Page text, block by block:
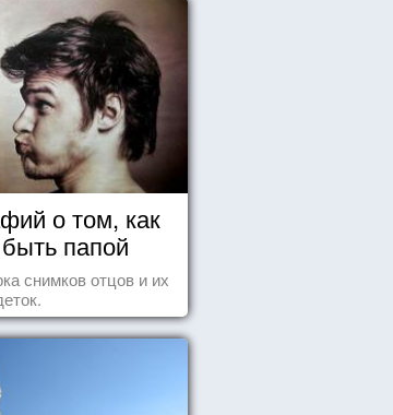
о том, как
папой
снимков отцов и их